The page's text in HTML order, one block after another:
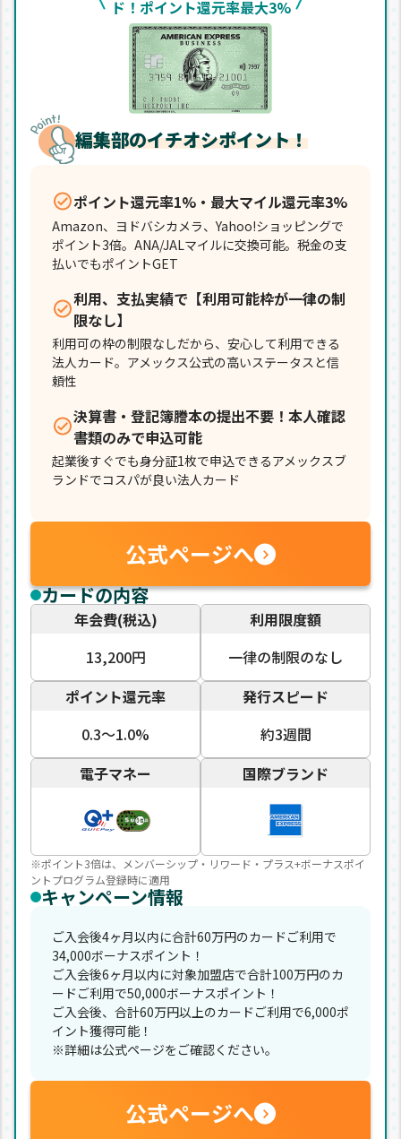
ド！ポイント還元率最大3%
編集部のイチオシポイント！
ポイント還元率1%・最大マイル還元率3%
Amazon、ヨドバシカメラ、Yahoo!ショッピングで
ポイント3倍。ANA/JALマイルに交換可能。税金の支
払いでもポイントGET
利用、支払実績で【利用可能枠が一律の制
限なし】
利用可の枠の制限なしだから、安心して利用できる
法人カード。アメックス公式の高いステータスと信
頼性
決算書・登記簿謄本の提出不要！本人確認
書類のみで申込可能
起業後すぐでも身分証1枚で申込できるアメックスブ
ランドでコスパが良い法人カード
公式ページへ
カードの内容
年会費(税込)
13,200円
利用限度額
一律の制限のなし
ポイント還元率
0.3〜1.0%
発行スピード
約3週間
電子マネー
国際ブランド
※ポイント3倍は、メンバーシップ・リワード・プラス+ボーナスポイ
ントプログラム登録時に適用
キャンペーン情報
ご入会後4ヶ月以内に合計60万円のカードご利用で
34,000ボーナスポイント！
ご入会後6ヶ月以内に対象加盟店で合計100万円のカ
ードご利用で50,000ボーナスポイント！
ご入会後、合計60万円以上のカードご利用で6,000ポ
イント獲得可能！
※詳細は公式ページをご確認ください。
公式ページへ